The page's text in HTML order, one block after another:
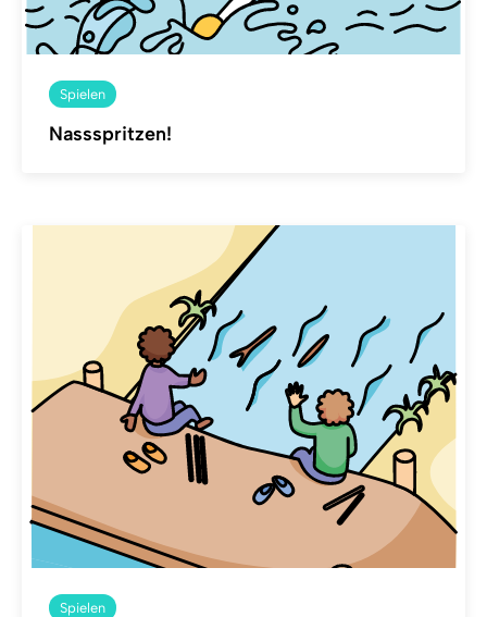
Spielen
Nassspritzen!
Spielen